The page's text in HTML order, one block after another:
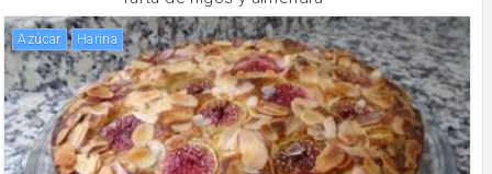
Azúcar harina